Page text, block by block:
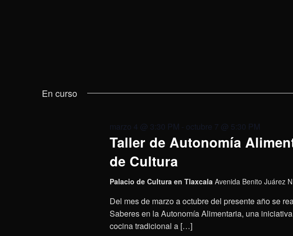
En curso
Taller de Autonomía
de Cultura
marzo 4 @ 3:30 PM - octubre 7 @ 5:30 PM
Palacio de Cultura en Tlaxcala Avenida Benito Juárez
Del mes de marzo a octubre del presente año se
Saberes en la Autonomía Alimentaria, una
cocina tradicional a […]